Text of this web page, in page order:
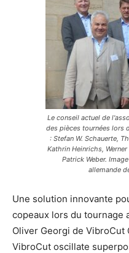
Le conseil actuel de
des pièces tournées lors
: Stefan W. Schauerte,
Kathrin Heinrichs,
Patrick Weber.
allemande
Une solution innovante
copeaux lors du tournage
Oliver Georgi de VibroCut
VibroCut oscillate